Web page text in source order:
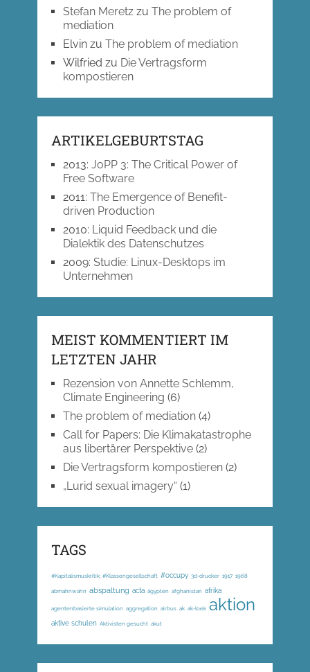
Stefan Meretzzu The problem of
mediation
Elvinzu The problem of mediation
Wilfried zu Die Vertragsform
kompostieren
ARTIKELGEBURTSTAG
2013: JoPP 3: The Critical Power of
Free Software
2011: The Emergence of Benefit-
driven Production
2010: Liquid Feedback und die
Dialektik des Datenschutzes
2009: Studie: Linux-Desktops im
Unternehmen
MEIST KOMMENTIERT IM
LETZTEN JAHR
Rezension von Annette Schlemm,
Climate Engineering (6)
The problem of mediation(4)
Call for Papers: Die Klimakatastrophe
aus libertärer Perspektive(2)
Die Vertragsform kompostieren(2)
„Lurid sexual imagery“ (1)
TAGS
#Kapitalismuskritik; #Klassengesellschaft #occupy 3d-drucker 1917 1968
abmahnwahn abspaltung acta ägypten afghanistan afrika
agentenbasierte simulation aggregation airbus ak ak-loek aktion
aktive schulen Aktivisten gesucht akut